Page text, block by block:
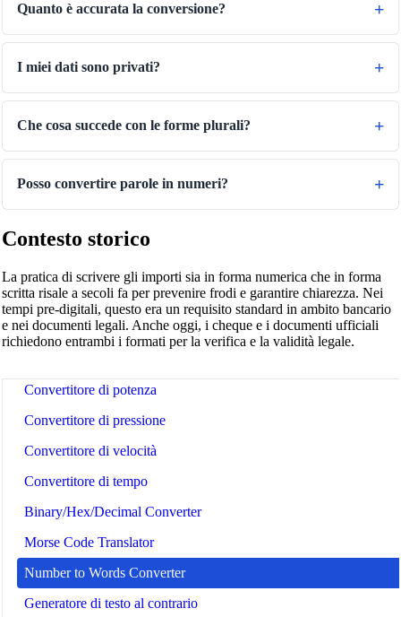
Convertitore di temperatura
Convertitore di volume
Convertitore di volume secco
Convertitore di energia
Convertitore di spazio dati
Convertitore di potenza
Convertitore di pressione
Convertitore di velocità
Convertitore di tempo
Binary/Hex/Decimal Converter
Morse Code Translator
Number to Words Converter
Generatore di testo al contrario
Quanto è accurata la conversione?
I miei dati sono privati?
Che cosa succede con le forme plurali?
Posso convertire parole in numeri?
Contesto storico
La pratica di scrivere gli importi sia in forma numerica che in forma
scritta risale a secoli fa per prevenire frodi e garantire chiarezza. Nei
tempi pre-digitali, questo era un requisito standard in ambito bancario
e nei documenti legali. Anche oggi, i cheque e i documenti ufficiali
richiedono entrambi i formati per la verifica e la validità legale.